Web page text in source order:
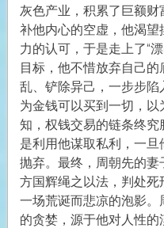
灰色产业，积累了巨额
补他内心的空虚，他渴望
力的认可，于是走上了“
目标，他不惜放弃自己
乱、铲除异己，一步步
为金钱可以买到一切，
知，权钱交易的链条终
是利用他谋取私利，一
抛弃。最终，周朝先的
方国辉绳之以法，判处死
一场荒诞而悲凉的泡影
的贪婪，源于他对人性的